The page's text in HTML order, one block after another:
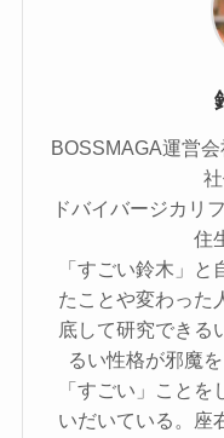
BOSSMAGA運営
ドバイバージカリ
住
「すごい鈴木」
たことや変わった
底して研究できる
るい性格が邪魔
「すごい」こと
いだいている。座